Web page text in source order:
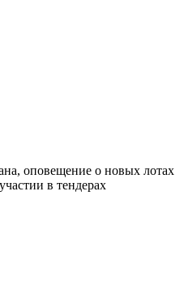
оповещение о новых лотах
в тендерах